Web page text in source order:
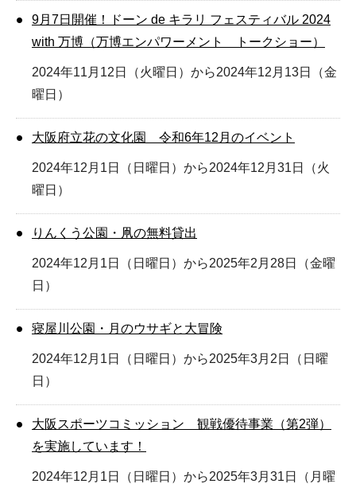
9月7日開催！ドーン de キラリ フェスティバル 2024
with 万博（万博エンパワーメント トークショー）
2024年11月12日（火曜日）から2024年12月13日（金
曜日）
大阪府立花の文化園 令和6年12月のイベント
2024年12月1日（日曜日）から2024年12月31日（火
曜日）
りんくう公園・凧の無料貸出
2024年12月1日（日曜日）から2025年2月28日（金曜
日）
寝屋川公園・月のウサギと大冒険
2024年12月1日（日曜日）から2025年3月2日（日曜
日）
大阪スポーツコミッション 観戦優待事業（第2弾）
を実施しています！
2024年12月1日（日曜日）から2025年3月31日（月曜